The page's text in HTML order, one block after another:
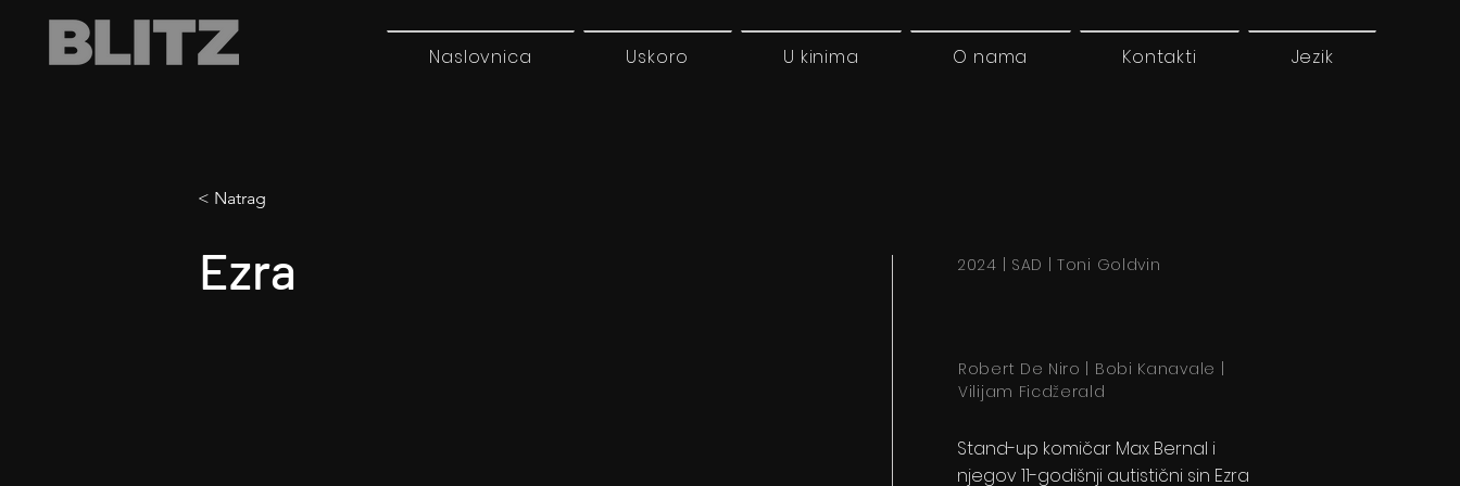
Naslovnica Uskoro U kinima O nama Kontakti Jezik
< Natrag
Ezra 2024 | SAD | Toni Goldvin
Robert De Niro | Bobi Kanavale |
Vilijam Ficdžerald
Stand-up komičar Max Bernal i
njegov 11-godišnji autistični sin Ezra